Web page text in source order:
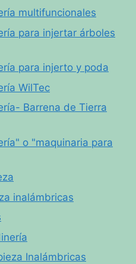
multifuncionales
para injertar árboles
para injerto y poda
WilTec
Barrena de Tierra
o "maquinaria para
inalámbricas
Inalámbricas